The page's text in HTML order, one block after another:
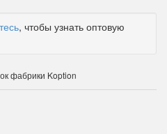
, чтобы узнать оптовую
фабрики Koption